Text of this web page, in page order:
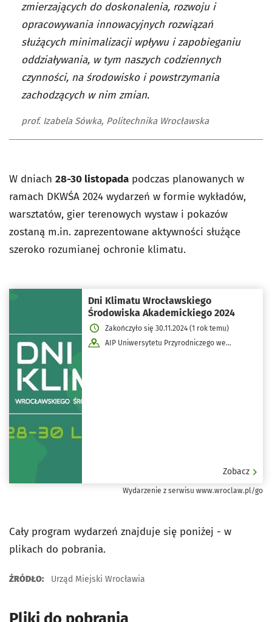
zmierzających do doskonalenia, rozwoju i
opracowywania innowacyjnych rozwiązań
służących minimalizacji wpływu i zapobieganiu
oddziaływania, w tym naszych codziennych
czynności, na środowisko i powstrzymania
zachodzących w nim zmian.
prof. Izabela Sówka, Politechnika Wrocławska
W dniach 28-30 listopada podczas planowanych w
ramach DKWŚA 2024 wydarzeń w formie wykładów,
warsztatów, gier terenowych wystaw i pokazów
zostaną m.in. zaprezentowane aktywności służące
szeroko rozumianej ochronie klimatu.
Dni Klimatu Wrocławskiego
Środowiska Akademickiego 2024
Zakończyło się 30.11.2024 (1 rok temu)
AIP Uniwersytetu Przyrodniczego we
Zobacz
Wydarzenie z serwisu www.wroclaw.pl/go
Cały program wydarzeń znajduje się poniżej - w
plikach do pobrania.
ŹRÓDŁO: Urząd Miejski Wrocławia